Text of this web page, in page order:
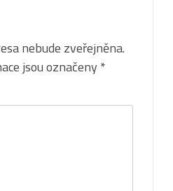
nebude zveřejněna.
jsou označeny *